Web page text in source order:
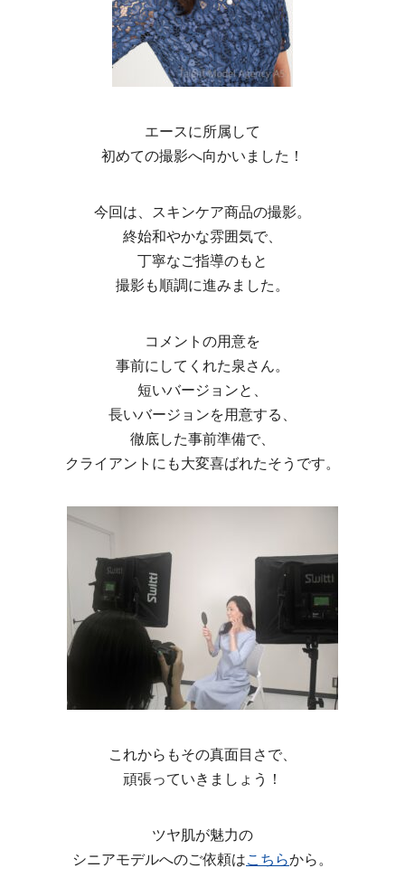
エースに所属して
初めての撮影へ向かいました！
今回は、スキンケア商品の撮影。
終始和やかな雰囲気で、
丁寧なご指導のもと
撮影も順調に進みました。
コメントの用意を
事前にしてくれた泉さん。
短いバージョンと、
長いバージョンを用意する、
徹底した事前準備で、
クライアントにも大変喜ばれたそうです。
これからもその真面目さで、
頑張っていきましょう！
ツヤ肌が魅力の
シニアモデルへのご依頼はこちらから。